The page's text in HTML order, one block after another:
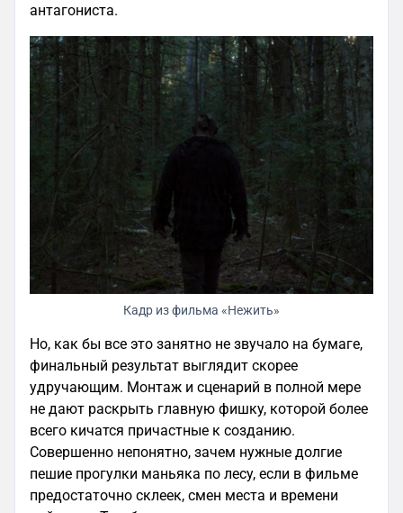
антагониста.
Кадр из фильма «Нежить»
Но, как бы все это занятно не звучало на бумаге,
финальный результат выглядит скорее
удручающим. Монтаж и сценарий в полной мере
не дают раскрыть главную фишку, которой более
всего кичатся причастные к созданию.
Совершенно непонятно, зачем нужные долгие
пешие прогулки маньяка по лесу, если в фильме
предостаточно склеек, смен места и времени